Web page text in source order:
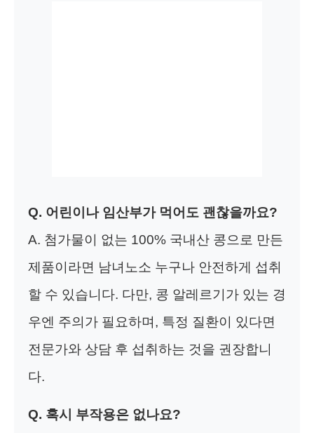
Q. 어린이나 임산부가 먹어도 괜찮을까요?
A. 첨가물이 없는 100% 국내산 콩으로 만든
제품이라면 남녀노소 누구나 안전하게 섭취
할 수 있습니다. 다만, 콩 알레르기가 있는 경
우엔 주의가 필요하며, 특정 질환이 있다면
전문가와 상담 후 섭취하는 것을 권장합니
다.
Q. 혹시 부작용은 없나요?